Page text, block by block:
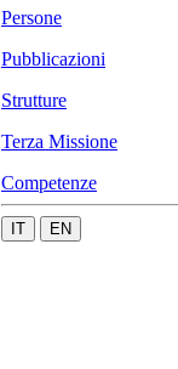
Persone
Pubblicazioni
Strutture
Terza Missione
Competenze
IT EN